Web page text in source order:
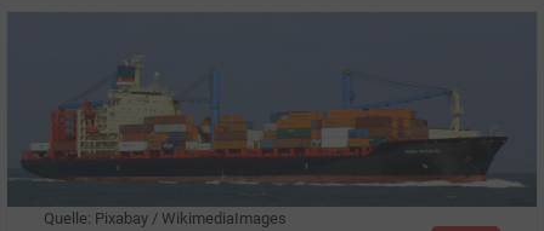
Quelle: Pixabay / WikimediaImages